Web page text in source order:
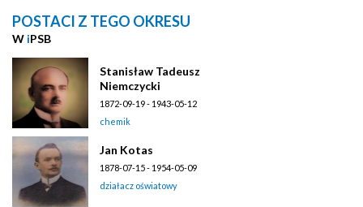
POSTACI Z TEGO OKRESU
W iPSB
Stanisław Tadeusz
Niemczycki
1872-09-19 - 1943-05-12
chemik
Jan Kotas
1878-07-15 - 1954-05-09
działacz oświatowy